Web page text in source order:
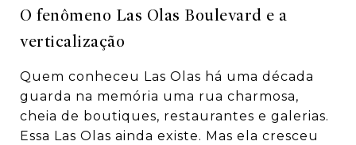
O fenômeno Las Olas Boulevard e a
verticalização
Quem conheceu Las Olas há uma década
guarda na memória uma rua charmosa,
cheia de boutiques, restaurantes e galerias.
Essa Las Olas ainda existe. Mas ela cresceu